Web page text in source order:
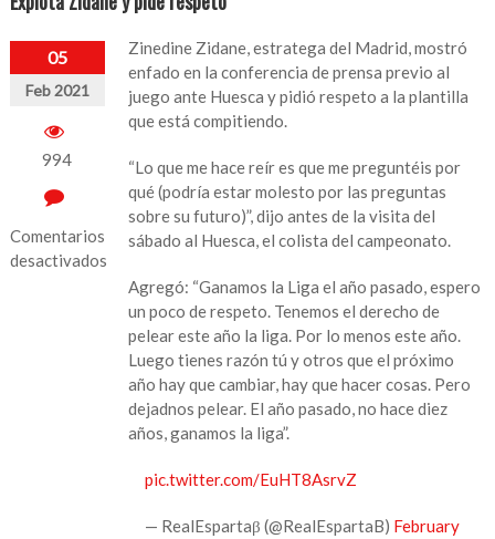
05
Feb 2021
994
Comentarios
desactivados
Zinedine Zidane, estratega del Madrid, mostró
enfado en la conferencia de prensa previo al
juego ante Huesca y pidió respeto a la plantilla
que está compitiendo.
“Lo que me hace reír es que me preguntéis por
qué (podría estar molesto por las preguntas
sobre su futuro)”, dijo antes de la visita del
sábado al Huesca, el colista del campeonato.
Agregó: “Ganamos la Liga el año pasado, espero
un poco de respeto. Tenemos el derecho de
pelear este año la liga. Por lo menos este año.
Luego tienes razón tú y otros que el próximo
año hay que cambiar, hay que hacer cosas. Pero
dejadnos pelear. El año pasado, no hace diez
años, ganamos la liga”.
pic.twitter.com/EuHT8AsrvZ
— RealEspartaβ (@RealEspartaB) February